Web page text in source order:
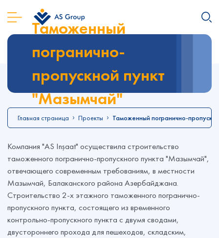
Таможенный
погранично-
пропускной пункт
"Мазымчай"
Главная страница Проекты Таможенный погранично-
Компания "AS Inşaat" осуществила строительство
таможенного погранично-пропускного пункта "Мазымчай",
отвечающего современным требованиям, в местности
Мазымчай, Балаканского района Азербайджана.
Строительство 2-х этажного таможенного погранично-
пропускного пункта, состоящего из временного
контрольно-пропускного пункта с двумя сводами,
двустороннего прохода для пешеходов, складским,